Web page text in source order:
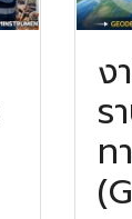
ง
ร
ท